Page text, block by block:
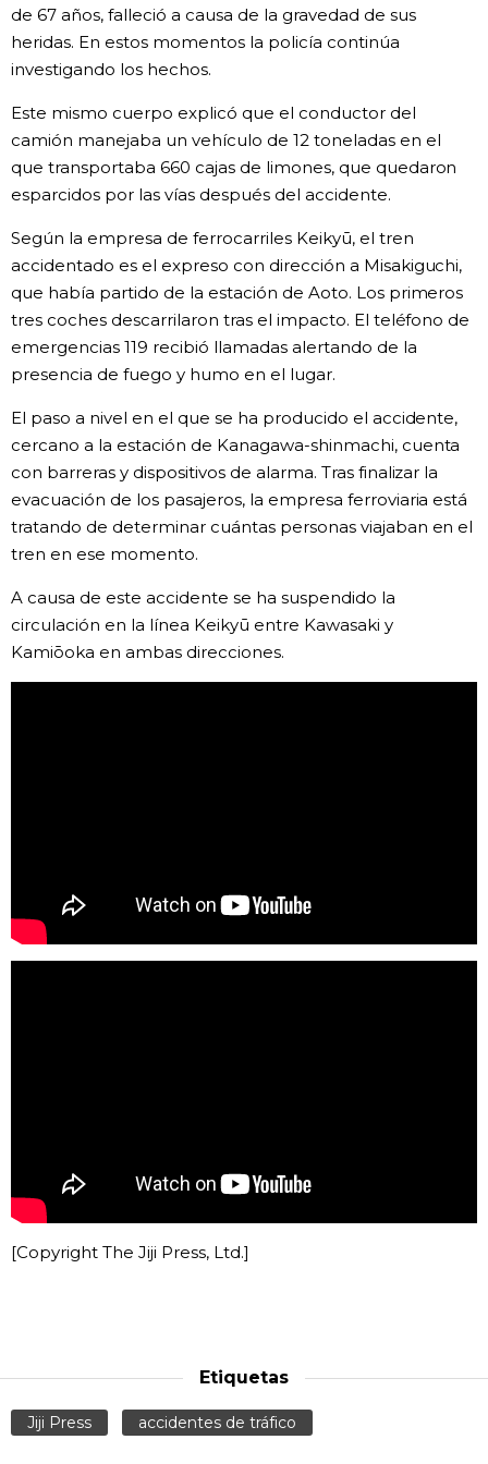
Gente
Tokio
de 67 años, falleció a causa de la gravedad de sus
heridas. En estos momentos la policía continúa
investigando los hechos.
Este mismo cuerpo explicó que el conductor del
camión manejaba un vehículo de 12 toneladas en el
que transportaba 660 cajas de limones, que quedaron
esparcidos por las vías después del accidente.
Según la empresa de ferrocarriles Keikyū, el tren
accidentado es el expreso con dirección a Misakiguchi,
que había partido de la estación de Aoto. Los primeros
tres coches descarrilaron tras el impacto. El teléfono de
emergencias 119 recibió llamadas alertando de la
presencia de fuego y humo en el lugar.
El paso a nivel en el que se ha producido el accidente,
cercano a la estación de Kanagawa-shinmachi, cuenta
con barreras y dispositivos de alarma. Tras finalizar la
evacuación de los pasajeros, la empresa ferroviaria está
tratando de determinar cuántas personas viajaban en el
tren en ese momento.
A causa de este accidente se ha suspendido la
circulación en la línea Keikyū entre Kawasaki y
Kamiōoka en ambas direcciones.
[Copyright The Jiji Press, Ltd.]
Etiquetas
Jiji Press accidentes de tráfico